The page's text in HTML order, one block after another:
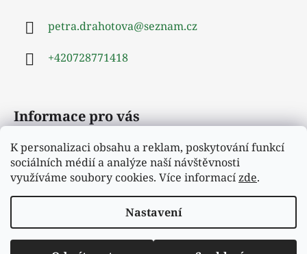
K personalizaci obsahu a reklam, poskytování funkcí
sociálních médií a analýze naší návštěvnosti
využíváme soubory cookies. Více informacízde.
Nastavení
petra.drahotova@seznam.cz
+420728771418
Informace pro vás
Obchodní podmínky
Podmínky ochrany osobních údajů
Moje objednávka
Vytvořil Shoptet